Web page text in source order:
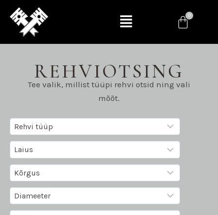
REHVIOTSING
Tee valik, millist tüüpi rehvi otsid ning vali
mõõt.